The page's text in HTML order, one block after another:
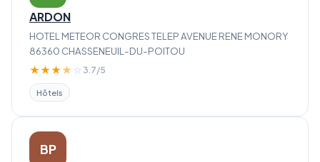
ARDON
HOTEL METEOR CONGRES TELEP AVENUE RENE MONORY
86360 CHASSENEUIL-DU-POITOU
★★★★ ☆ 3.7/5
Hôtels
BP